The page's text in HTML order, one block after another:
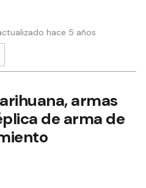
hace 5 años
armas
de arma de